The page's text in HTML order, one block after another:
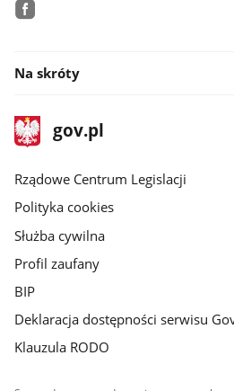
Na skróty
stopka
gov.plStrona
gov.pl
Rządowe Centrum Legislacji
Polityka cookies
Służba cywilna
Profil zaufany
BIP
Deklaracja dostępności serwisu
Klauzula RODO